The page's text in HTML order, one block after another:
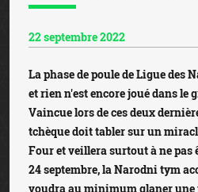
22 septembre 2022
La phase de poule de Ligue des
et rien n'est encore joué dans le
Vaincue lors de ces deux
tchèque doit tabler sur un
Four et veillera surtout à ne pas
24 septembre, la Narodni tym
voudra au minimum glaner